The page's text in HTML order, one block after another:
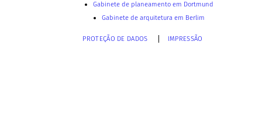
PROTEÇÃO DE DADOS IMPRESSÃO
Gabinete de planeamento em Dortmund
Gabinete de arquitetura em Berlim